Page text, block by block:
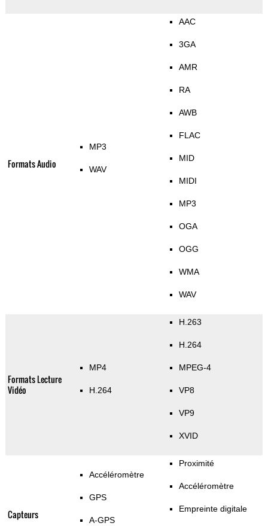
Formats Audio
MP3
WAV
AAC
3GA
AMR
RA
AWB
FLAC
MID
MIDI
MP3
OGA
OGG
WMA
WAV
Formats Lecture
Vidéo
MP4
H.264
H.263
H.264
MPEG-4
VP8
VP9
XVID
Capteurs
Accéléromètre
GPS
A-GPS
Proximité
Accéléromètre
Empreinte digitale